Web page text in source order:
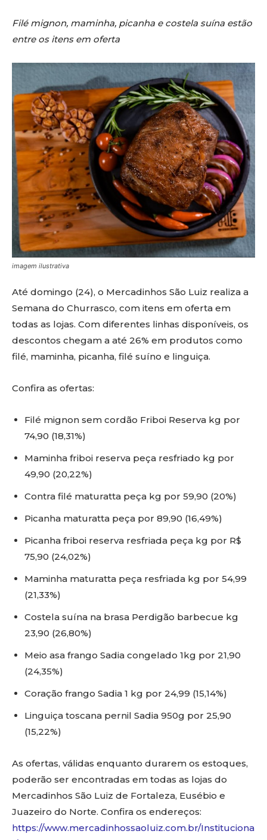
Filé mignon, maminha, picanha e costela suína estão
entre os itens em oferta
imagem ilustrativa
Até domingo (24), o Mercadinhos São Luiz realiza a
Semana do Churrasco, com itens em oferta em
todas as lojas. Com diferentes linhas disponíveis, os
descontos chegam a até 26% em produtos como
filé, maminha, picanha, filé suíno e linguiça.
Confira as ofertas:
Filé mignon sem cordão Friboi Reserva kg por
74,90 (18,31%)
Maminha friboi reserva peça resfriado kg por
49,90 (20,22%)
Contra filé maturatta peça kg por 59,90 (20%)
Picanha maturatta peça por 89,90 (16,49%)
Picanha friboi reserva resfriada peça kg por R$
75,90 (24,02%)
Maminha maturatta peça resfriada kg por 54,99
(21,33%)
Costela suína na brasa Perdigão barbecue kg
23,90 (26,80%)
Meio asa frango Sadia congelado 1kg por 21,90
(24,35%)
Coração frango Sadia 1 kg por 24,99 (15,14%)
Linguiça toscana pernil Sadia 950g por 25,90
(15,22%)
As ofertas, válidas enquanto durarem os estoques,
poderão ser encontradas em todas as lojas do
Mercadinhos São Luiz de Fortaleza, Eusébio e
Juazeiro do Norte. Confira os endereços:
https://www.mercadinhossaoluiz.com.br/Instituciona